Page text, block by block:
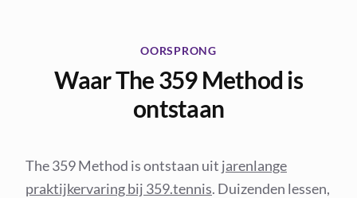
OORSPRONG
Waar The 359 Method is
ontstaan
The 359 Method is ontstaan uit jarenlange
praktijkervaring bij 359.tennis. Duizenden lessen,